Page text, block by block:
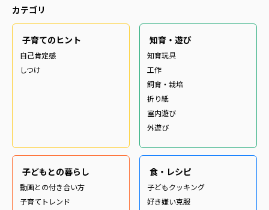
カテゴリ
子育てのヒント
自己肯定感
しつけ
知育・遊び
知育玩具
工作
飼育・栽培
折り紙
室内遊び
外遊び
子どもとの暮らし
動画との付き合い方
子育てトレンド
食・レシピ
子どもクッキング
好き嫌い克服